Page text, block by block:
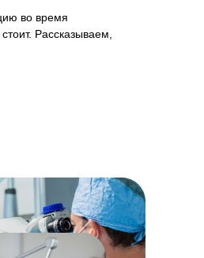
во время
Рассказываем,